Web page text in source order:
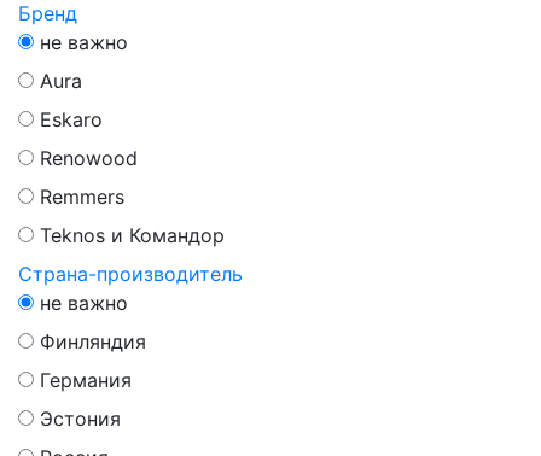
Бренд
не важно
Aura
Eskaro
Renowood
Remmers
Teknos и Командор
Страна-производитель
не важно
Финляндия
Германия
Эстония